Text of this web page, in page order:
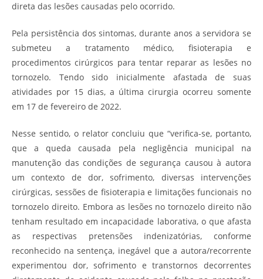
direta das lesões causadas pelo ocorrido.
Pela persistência dos sintomas, durante anos a servidora se
submeteu a tratamento médico, fisioterapia e
procedimentos cirúrgicos para tentar reparar as lesões no
tornozelo. Tendo sido inicialmente afastada de suas
atividades por 15 dias, a última cirurgia ocorreu somente
em 17 de fevereiro de 2022.
Nesse sentido, o relator concluiu que “verifica-se, portanto,
que a queda causada pela negligência municipal na
manutenção das condições de segurança causou à autora
um contexto de dor, sofrimento, diversas intervenções
cirúrgicas, sessões de fisioterapia e limitações funcionais no
tornozelo direito. Embora as lesões no tornozelo direito não
tenham resultado em incapacidade laborativa, o que afasta
as respectivas pretensões indenizatórias, conforme
reconhecido na sentença, inegável que a autora/recorrente
experimentou dor, sofrimento e transtornos decorrentes